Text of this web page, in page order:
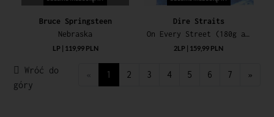
Bruce Springsteen
Nebraska
LP | 119,99 PLN
Dire Straits
On Every Street (180g audiophile vinyl)
2LP | 159,99 PLN
Wróć do
góry
« 1 2 3 4 5 6 7 »